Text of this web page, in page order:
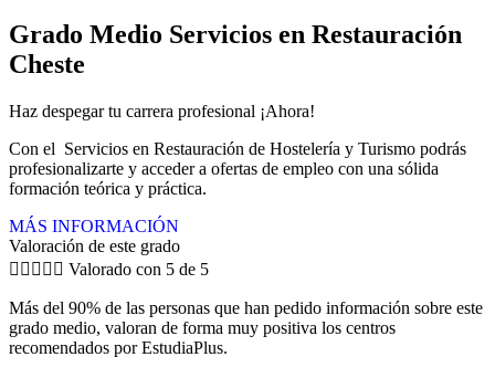
Grado Medio Servicios en Restauración
Cheste
Haz despegar tu carrera profesional ¡Ahora!
Con el Servicios en Restauración de Hostelería y Turismo podrás
profesionalizarte y acceder a ofertas de empleo con una sólida
formación teórica y práctica.
MÁS INFORMACIÓN
Valoración de este grado
     Valorado con 5 de 5
Más del 90% de las personas que han pedido información sobre este
grado medio, valoran de forma muy positiva los centros
recomendados por EstudiaPlus.